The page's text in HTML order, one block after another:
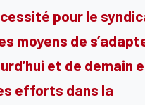
pour le
moyens de
et de demain
efforts dans la